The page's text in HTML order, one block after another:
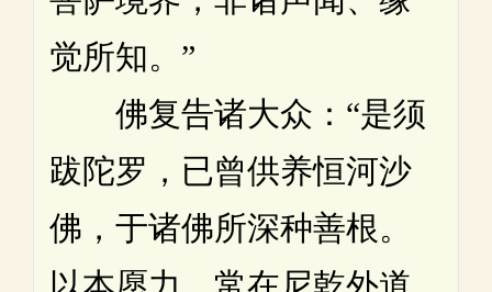
觉所知。”
佛复告诸大众：“是须
跋陀罗，已曾供养恒河沙
佛，于诸佛所深种善根。
以本愿力，常在尼乾外道